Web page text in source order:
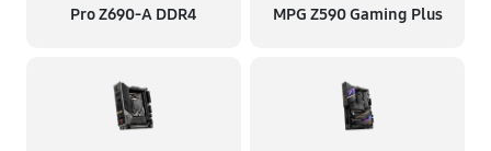
Pro Z690-A DDR4 MPG Z590 Gaming Plus